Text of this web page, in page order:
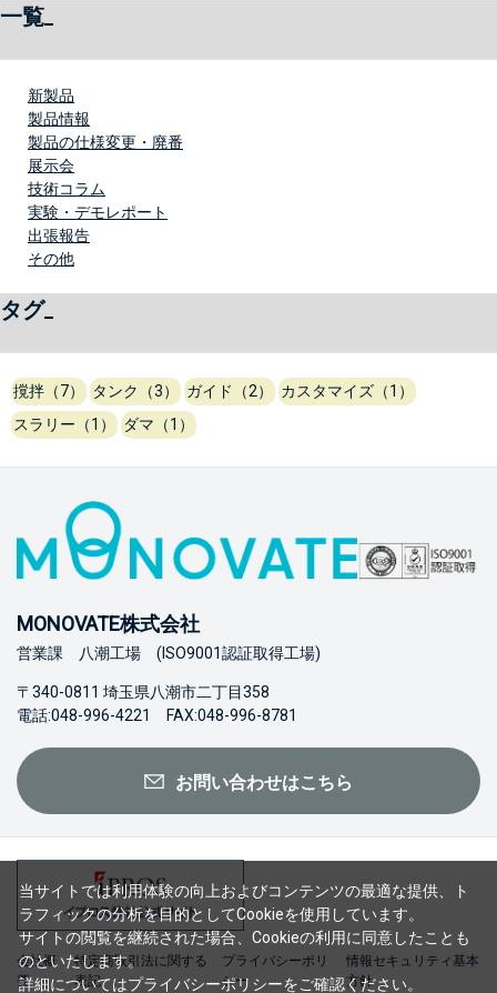
一覧
新製品
製品情報
製品の仕様変更・廃番
展示会
技術コラム
実験・デモレポート
出張報告
その他
タグ
撹拌（7） タンク（3） ガイド（2）
カスタマイズ（1）
スラリー（1）
ダマ（1）
MONOVATE株式会社
営業課 八潮工場 (ISO9001認証取得工場)
〒340-0811 埼玉県八潮市二丁目358
電話:048-996-4221 FAX:048-996-8781
お問い合わせはこちら
会社概
要
特定商取引法に関する
表記
プライバシーポリ
シー
情報セキュリティ基本
方針
当サイトでは利用体験の向上およびコンテンツの最適な提供、ト
ラフィックの分析を目的としてCookieを使用しています。
サイトの閲覧を継続された場合、Cookieの利用に同意したことも
のといたします。
詳細についてはプライバシーポリシーをご確認ください。